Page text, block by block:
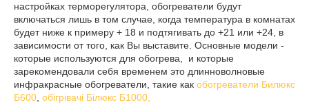
настройках терморегулятора, обогреватели будут
включаться лишь в том случае, когда температура в комнатах
будет ниже к примеру + 18 и подтягивать до +21 или +24, в
зависимости от того, как Вы выставите. Основные модели -
которые используются для обогрева, и которые
зарекомендовали себя временем это длинноволновые
инфракрасные обогреватели, такие как обогреватели Билюкс
Б600 обігрівачі Білюкс Б1000,